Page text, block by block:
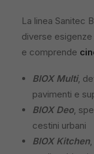
La linea Sanitec
diverse
e comprende
BIOX Multi,
pavimenti e
BIOX Deo,
cestini urbani
BIOX Kitchen